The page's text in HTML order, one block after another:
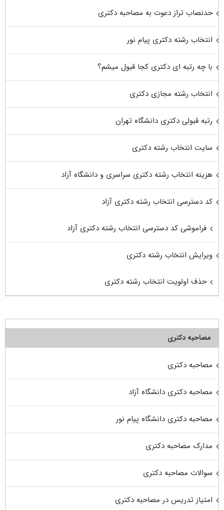
حدنصاب تراز دعوت به مصاحبه دکتری
انتخاب رشته دکتری پیام نور
با چه رتبه ای دکتری کجا قبول میشم؟
انتخاب رشته مجازی دکتری
رتبه قبولی دکتری دانشگاه تهران
سایت انتخاب رشته دکتری
هزینه انتخاب رشته دکتری سراسری و دانشگاه آزاد
کد دسترسی انتخاب رشته دکتری آزاد
فراموشی کد دسترسی انتخاب رشته دکتری آزاد
ویرایش انتخاب رشته دکتری
حذف اولویت انتخاب رشته دکتری
مصاحبه دکتری
مصاحبه دکتری
مصاحبه دکتری دانشگاه آزاد
مصاحبه دکتری دانشگاه پیام نور
مدارک مصاحبه دکتری
سوالات مصاحبه دکتری
امتیاز تدریس در مصاحبه دکتری